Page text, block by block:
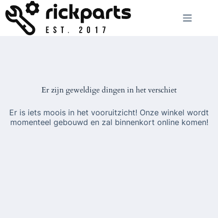
naar
de
inhoud
Er zijn geweldige dingen in het verschiet
Er is iets moois in het vooruitzicht! Onze winkel wordt
momenteel gebouwd en zal binnenkort online komen!